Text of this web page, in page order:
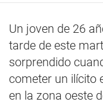
Un joven de 26
tarde de este
sorprendido
cometer un ilícito
en la zona oeste